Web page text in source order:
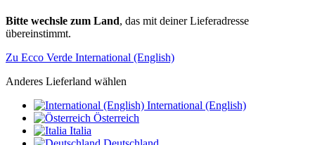
Bitte wechsle zum Land, das mit deiner Lieferadresse
übereinstimmt.
Zu Ecco Verde International (English)
Anderes Lieferland wählen
International (English)
Österreich
Italia